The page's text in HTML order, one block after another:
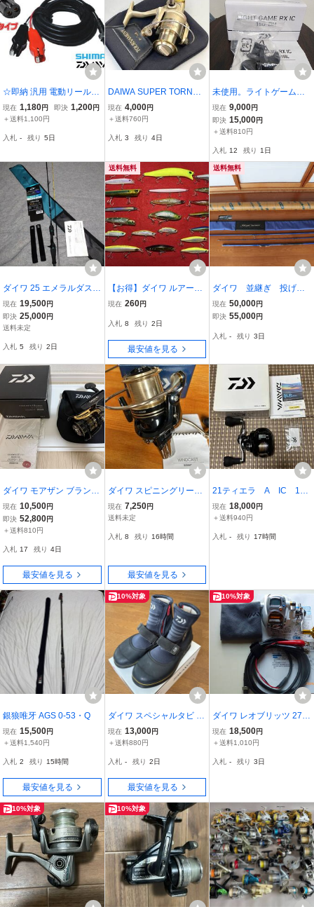
☆即納 汎用 電動リール
電源コード 電源ケーブル
ダイワ シマノ バッテリー
3m☆
現在 1,180円 即決 1,200円
＋送料1,100円
入札 - 残り 5日
DAIWA SUPER TORNAM
ENT EX750i スーパート
ナメントEX750i
現在 4,000円
＋送料760円
入札 3 残り 4日
未使用。ライトゲームRXI
C150DH
現在 9,000円
即決 15,000円
＋送料810円
入札 12 残り 1日
ダイワ 25 エメラルダス
MX イカメタル N65LB-G
S・W
現在 19,500円
即決 25,000円
送料未定
入札 5 残り 2日
送料無料
【お得】ダイワ ルアー21
点セット スイッチヒッタ
ガルバ DAIWA
現在 260円
入札 8 残り 2日
最安値を見る
送料無料
ダイワ 並継ぎ 投げ
竿 スカイキャスター 3
0-405K ロングミドル 青
現在 50,000円
即決 55,000円
入札 - 残り 3日
ダイワ モアザン ブランジ
ーノ 2508SH-LBD 超希少
新品同様! 日本製♪ DAIWA
morethan BRANZINO シ
ズNo.⑤
現在 10,500円
即決 52,800円
＋送料810円
入札 17 残り 4日
最安値を見る
ダイワ スピニングリール
17 ウインドキャスト 400
0QD 2017年モデル 17 WI
現在 7,250円
送料未定
入札 8 残り 16時間
最安値を見る
21ティエラ A IC 150
L-DH 美品【商品名誤記
入のため再出品させてい
現在 18,000円
＋送料940円
入札 - 残り 17時間
銀狼唯牙 AGS 0-53・Q
現在 15,500円
＋送料1,540円
入札 2 残り 15時間
最安値を見る
10%対象
ダイワ スペシャルタビ S
P-2503VR-BL 先丸中割
フェルトスパイク
現在 13,000円
＋送料880円
入札 - 残り 2日
最安値を見る
10%対象
ダイワ レオブリッツ 270
MM 電動リール 中古快
調美品
現在 18,500円
＋送料1,010円
入札 - 残り 3日
10%対象 10%対象